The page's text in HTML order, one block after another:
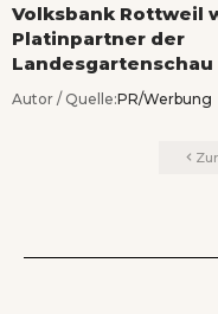
Volksbank Rottweil
Platinpartner der
Autor / Quelle:PR/Werbung